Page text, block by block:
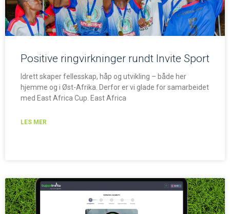
Positive ringvirkninger rundt Invite Sport
Idrett skaper fellesskap, håp og utvikling – både her
hjemme og i Øst-Afrika. Derfor er vi glade for samarbeidet
med East Africa Cup. East Africa
LES MER